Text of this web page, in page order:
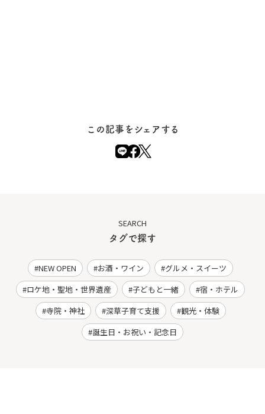
この記事をシェアする
SEARCH
タグで探す
NEW OPEN お酒・ワイン
グルメ・スイーツ
ロケ地・聖地・世界遺産
子どもと一緒
宿・ホテル
寺院・神社
深草子育て支援
観光・体験
誕生日・お祝い・記念日